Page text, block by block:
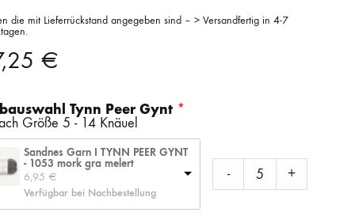
ISAGER
LITLG (LIFE IN THE LONG GRASS)
MUUD LIVING
LANA GROSSA
ANDERE SCHÖNE BÜCHER
die mit Lieferrückstand angegeben sind – > Versandfertig in 4-7
€
Tynn Peer Gynt
Größe 5 - 14 Knäuel
Sandnes Garn I TYNN PEER GYNT
- 1053 mork gra melert
6,95 €
Verfügbar bei Nachbestellung
- +